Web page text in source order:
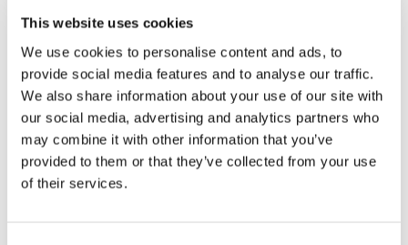
This website uses cookies
We use cookies to personalise content and ads, to
provide social media features and to analyse our traffic.
We also share information about your use of our site with
our social media, advertising and analytics partners who
may combine it with other information that you’ve
provided to them or that they’ve collected from your use
of their services.
Detta är en tunnare paracord som man kan göra lite tunnare arbeten ,med.
Går också bra att använda tillsammans med andra tjocklekar eller som
dekorationstråd. Är smidig och fin att arbeta med och lätt att knyta.
Paracord nylon/polyester. Brottstyrka ca.100-125 kg,. Tjocklek ca. 2-2,4
mm. Denna tråden har 3 st. innertrådar.